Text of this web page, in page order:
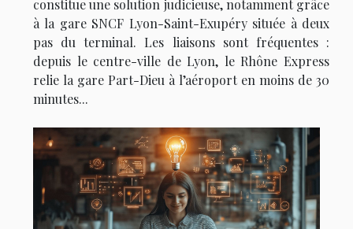
constitue une solution judicieuse, notamment grâce
à la gare SNCF Lyon-Saint-Exupéry située à deux
pas du terminal. Les liaisons sont fréquentes :
depuis le centre-ville de Lyon, le Rhône Express
relie la gare Part-Dieu à l’aéroport en moins de 30
minutes...